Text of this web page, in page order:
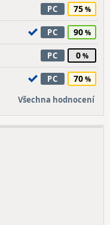
PC 75
PC 90
PC 0
PC 70
Všechna hodnocení